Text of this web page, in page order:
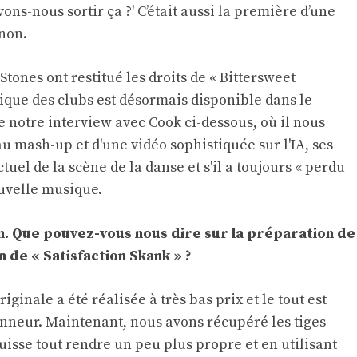
nous sortir ça ?' C’était aussi la première d’une
ont restitué les droits de « Bittersweet
des clubs est désormais disponible dans le
notre interview avec Cook ci-dessous, où il nous
mash-up et d'une vidéo sophistiquée sur l'IA, ses
de la scène de la danse et s'il a toujours « perdu
musique.
Que pouvez-vous nous dire sur la préparation de
« Satisfaction Skank » ?
a été réalisée à très bas prix et le tout est
Maintenant, nous avons récupéré les tiges
tout rendre un peu plus propre et en utilisant